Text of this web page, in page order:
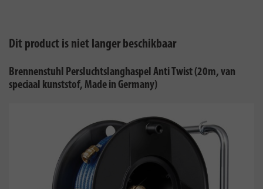
Dit product is niet langer beschikbaar
Brennenstuhl Persluchtslanghaspel Anti Twist (20m, van
speciaal kunststof, Made in Germany)